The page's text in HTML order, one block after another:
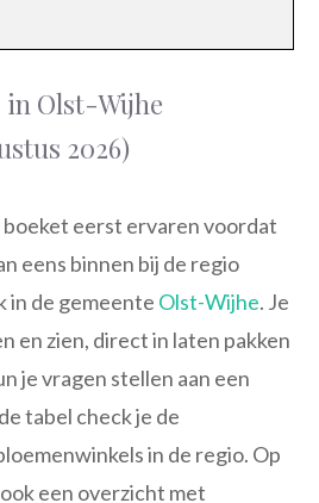
in Olst-Wijhe
2026)
eerst ervaren voordat
eens binnen bij de regio
in de gemeente Olst-Wijhe. Je
en zien, direct in laten pakken
je vragen stellen aan een
tabel check je de
in de regio. Op
een overzicht met